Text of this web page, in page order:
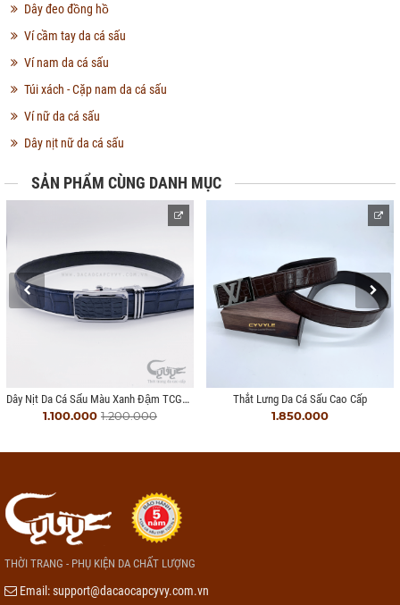
Dây đeo đồng hồ
Ví cầm tay da cá sấu
Ví nam da cá sấu
Túi xách - Cặp nam da cá sấu
Ví nữ da cá sấu
Dây nịt nữ da cá sấu
SẢN PHẨM CÙNG DANH MỤC
Dây Nịt Da Cá Sấu Màu Xanh Đậm TCGA356
1.100.000 1.200.000
Thắt Lưng Da Cá Sấu Cao Cấp
1.850.000
THỜI TRANG - PHỤ KIỆN DA CHẤT LƯỢNG
Email:support@dacaocapcyvy.com.vn